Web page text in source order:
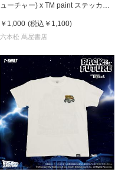
ューチャー) x TM paint ステッカー
￥1,000 (税込 ￥1,100)
六本松 蔦屋書店